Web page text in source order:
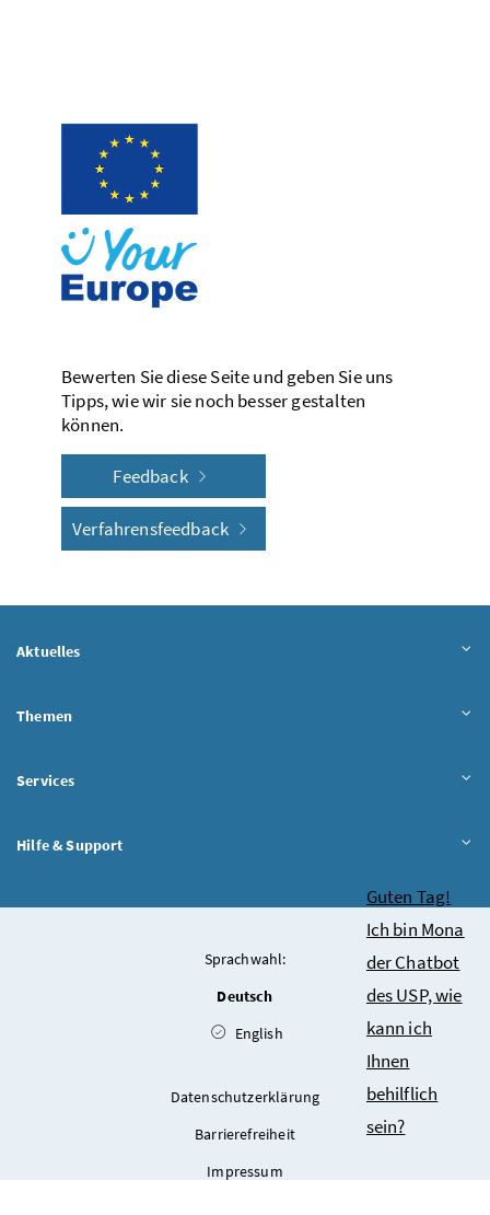
Bewerten Sie diese Seite und geben Sie uns
Tipps, wie wir sie noch besser gestalten
können.
Feedback
Verfahrensfeedback
Aktuelles
Themen
Services
Hilfe & Support
Sprachwahl:
Deutsch
English
Datenschutzerklärung
Barrierefreiheit
Impressum
Chatbot
Guten Tag!
Ich bin Mona
der Chatbot
des USP, wie
kann ich
Ihnen
behilflich
sein?